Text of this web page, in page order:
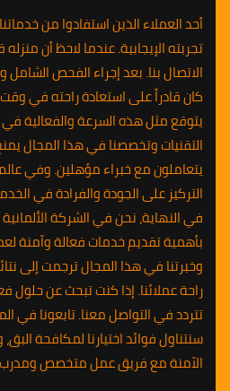
أحد العملاء الذين استفادوا من
تجربته الإيجابية. عندما لاحظ أن
الاتصال بنا. بعد إجراء الفحص الشامل
كان قادراً على استعادة راحته في
يتوقع مثل هذه السرعة والفعالية في
التقنيات وتخصصنا في هذا المجال
يتعاملون مع خبراء مؤهلين. وفي
التركيز على الجودة والفرادة في
في النهاية، نحن في الشركة
بأهمية تقديم خدمات فعالة وآمنة
وخبرتنا في هذا المجال ترجمت إلى
راحة عملائنا. إذا كنت تبحث عن حلول
تتردد في التواصل معنا. تابعونا في
سنتناول فوائد اختيارنا لمكافحة
الآمنة مع فريق عمل متخصص